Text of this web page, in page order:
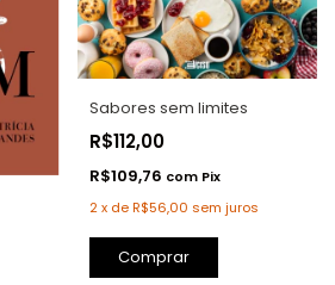
Sabores sem limites
R$112,00
R$109,76 com Pix
2 x deR$56,00 sem juros
Comprar